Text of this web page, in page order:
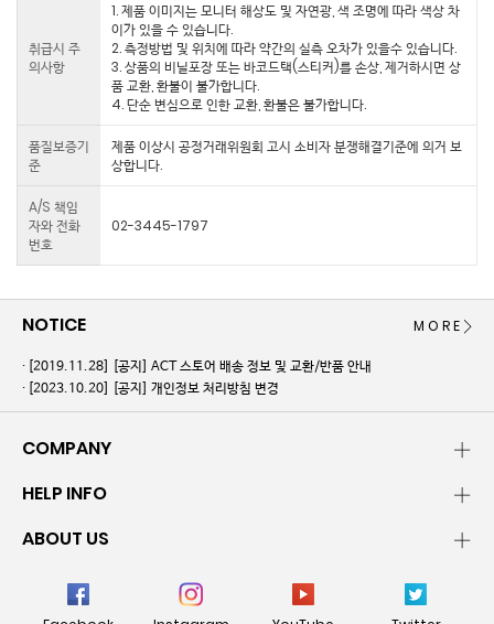
취급시 주
의사항
1. 제품 이미지는 모니터 해상도 및 자연광, 색 조명에 따라 색상 차
이가 있을 수 있습니다.
2. 측정방법 및 위치에 따라 약간의 실측 오차가 있을수 있습니다.
3. 상품의 비닐포장 또는 바코드택(스티커)를 손상, 제거하시면 상
품 교환, 환불이 불가합니다.
4. 단순 변심으로 인한 교환, 환불은 불가합니다.
품질보증기
준
제품 이상시 공정거래위원회 고시 소비자 분쟁해결기준에 의거 보
상합니다.
A/S 책임
자와 전화
번호
02-3445-1797
NOTICE
[2019.11.28]
[공지] ACT 스토어 배송 정보 및 교환/반품 안내
[2023.10.20]
[공지] 개인정보 처리방침 변경
MORE
COMPANY
HELP INFO
ABOUT US